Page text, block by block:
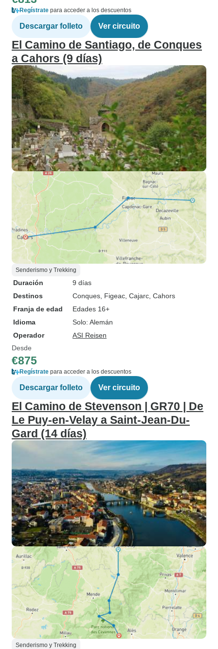
Regístrate para acceder a los descuentos
Descargar folleto Ver circuito
El Camino de Santiago, de Conques
a Cahors (9 días)
Senderismo y Trekking
Duración
9 días
Destinos
Conques , Figeac , Cajarc , Cahors
Franja de edad
Edades 16+
Idioma
Solo: Alemán
Operador
ASI Reisen
Desde
€875
Regístrate para acceder a los descuentos
Descargar folleto Ver circuito
El Camino de Stevenson | GR70 | De
Le Puy-en-Velay a Saint-Jean-Du-
Gard (14 días)
Senderismo y Trekking